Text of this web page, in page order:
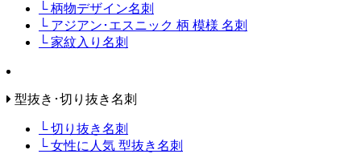
└ 柄物デザイン名刺
└ アジアン･エスニック 柄 模様 名刺
└ 家紋入り名刺
型抜き･切り抜き名刺
└ 切り抜き名刺
└ 女性に人気 型抜き名刺